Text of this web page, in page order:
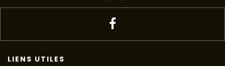
LIENS UTILES